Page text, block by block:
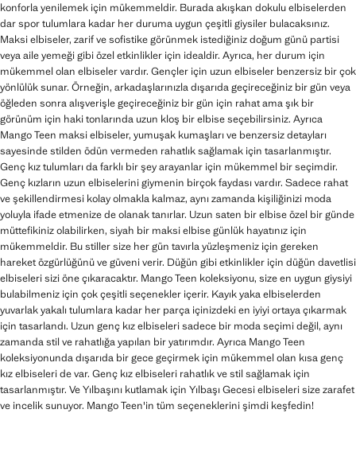
konforla yenilemek için mükemmeldir. Burada akışkan dokulu elbiselerden
dar spor tulumlara kadar her duruma uygun çeşitli giysiler bulacaksınız.
Maksi elbiseler, zarif ve sofistike görünmek istediğiniz doğum günü partisi
veya aile yemeği gibi özel etkinlikler için idealdir. Ayrıca, her durum için
mükemmel olan elbiseler vardır. Gençler için uzun elbiseler benzersiz bir çok
yönlülük sunar. Örneğin, arkadaşlarınızla dışarıda geçireceğiniz bir gün veya
öğleden sonra alışverişle geçireceğiniz bir gün için rahat ama şık bir
görünüm için haki tonlarında uzun kloş bir elbise seçebilirsiniz. Ayrıca
Mango Teen maksi elbiseler, yumuşak kumaşları ve benzersiz detayları
sayesinde stilden ödün vermeden rahatlık sağlamak için tasarlanmıştır.
Genç kız tulumları da farklı bir şey arayanlar için mükemmel bir seçimdir.
Genç kızların uzun elbiselerini giymenin birçok faydası vardır. Sadece rahat
ve şekillendirmesi kolay olmakla kalmaz, aynı zamanda kişiliğinizi moda
yoluyla ifade etmenize de olanak tanırlar. Uzun saten bir elbise özel bir günde
müttefikiniz olabilirken, siyah bir maksi elbise günlük hayatınız için
mükemmeldir. Bu stiller size her gün tavırla yüzleşmeniz için gereken
hareket özgürlüğünü ve güveni verir. Düğün gibi etkinlikler için düğün davetlisi
elbiseleri sizi öne çıkaracaktır. Mango Teen koleksiyonu, size en uygun giysiyi
bulabilmeniz için çok çeşitli seçenekler içerir. Kayık yaka elbiselerden
yuvarlak yakalı tulumlara kadar her parça içinizdeki en iyiyi ortaya çıkarmak
için tasarlandı. Uzun genç kız elbiseleri sadece bir moda seçimi değil, aynı
zamanda stil ve rahatlığa yapılan bir yatırımdır. Ayrıca Mango Teen
koleksiyonunda dışarıda bir gece geçirmek için mükemmel olan kısa genç
kız elbiseleri de var. Genç kız elbiseleri rahatlık ve stil sağlamak için
tasarlanmıştır. Ve Yılbaşını kutlamak için Yılbaşı Gecesi elbiseleri size zarafet
ve incelik sunuyor. Mango Teen'in tüm seçeneklerini şimdi keşfedin!